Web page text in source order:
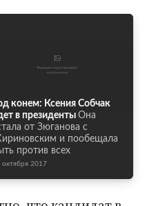
конем: Ксения Собчак
в президенты Она
от Зюганова с
и пообещала
против всех
октября 2017